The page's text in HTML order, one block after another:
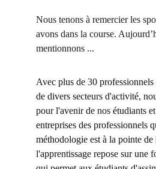
Nous tenons à remercier les
avons dans la course.
mentionnons ...
Avec plus de 30 professionnels
de divers secteurs d'activité,
pour l'avenir de nos étudiants
entreprises des professionnels
méthodologie est à la pointe
l'apprentissage repose sur une